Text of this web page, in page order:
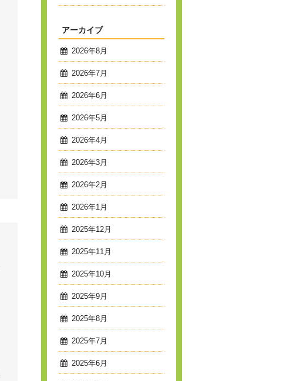
アーカイブ
2026年8月
2026年7月
2026年6月
2026年5月
2026年4月
2026年3月
2026年2月
2026年1月
2025年12月
2025年11月
2025年10月
2025年9月
2025年8月
2025年7月
2025年6月